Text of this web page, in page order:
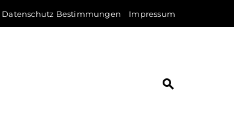
Datenschutz Bestimmungen Impressum